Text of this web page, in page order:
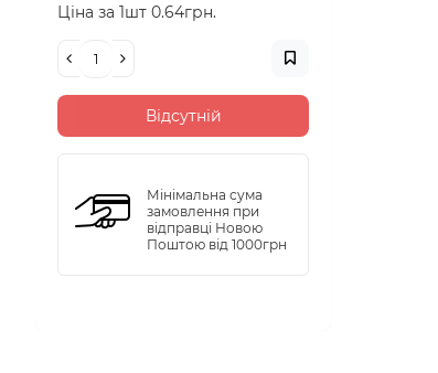
Ціна за 1шт 0.64грн.
Відсутній
Мінімальна сума
замовлення при
відправці Новою
Поштою від 1000грн